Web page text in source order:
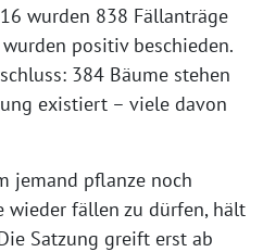
wurden 838 Fällanträge
positiv beschieden.
384 Bäume stehen
existiert – viele davon
jemand pflanze noch
wieder fällen zu dürfen, hält
Satzung greift erst ab